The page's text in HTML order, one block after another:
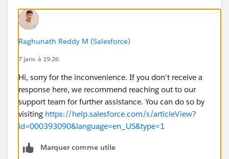
Raghunath Reddy M (Salesforce)
7 janv. à 19:26
Hi, sorry for the inconvenience. If you don't receive a
response here, we recommend reaching out to our
support team for further assistance. You can do so by
visiting https://help.salesforce.com/s/articleView?
id=000393090&language=en_US&type=1
Marquer comme utile